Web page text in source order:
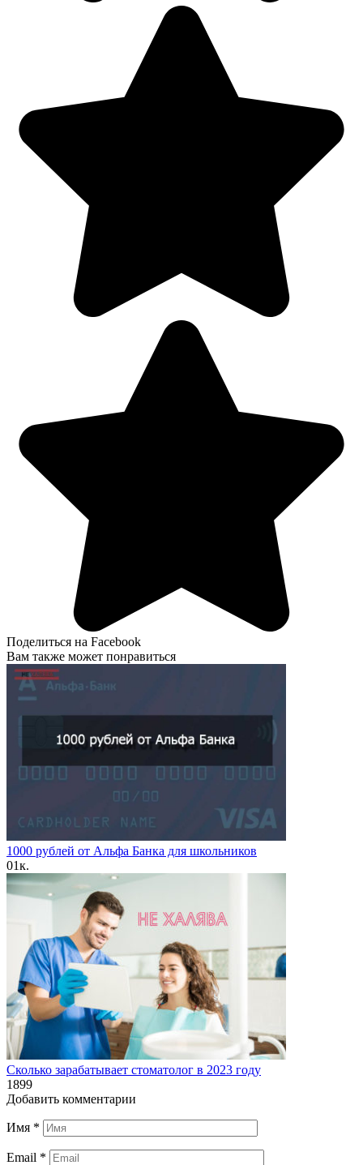
Поделиться на Facebook
Вам также может понравиться
1000 рублей от Альфа Банка для школьников
01к.
Сколько зарабатывает стоматолог в 2023 году
1899
Добавить комментарии
Имя *
Email *